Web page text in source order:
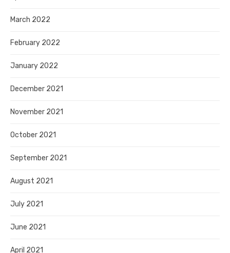
March 2022
February 2022
January 2022
December 2021
November 2021
October 2021
September 2021
August 2021
July 2021
June 2021
April 2021